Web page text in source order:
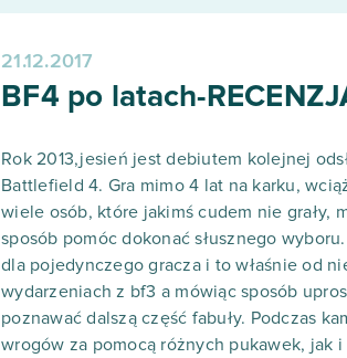
21.12.2017
BF4 po latach-
Rok 2013,jesień jest debiutem kolejnej
Battlefield 4. Gra mimo 4 lat na karku,
wiele osób, które jakimś cudem nie grały,
sposób pomóc dokonać słusznego
dla pojedynczego gracza i to właśnie od
wydarzeniach z bf3 a mówiąc sposób
poznawać dalszą część fabuły. Podczas
wrogów za pomocą różnych pukawek, jak